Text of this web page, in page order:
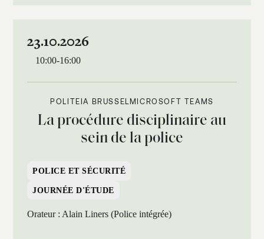
23.10.2026
10:00-16:00
POLITEIA BRUSSEL MICROSOFT TEAMS
La procédure disciplinaire au
sein de la police
POLICE ET SÉCURITÉ
JOURNÉE D'ÉTUDE
Orateur : Alain Liners (Police intégrée)